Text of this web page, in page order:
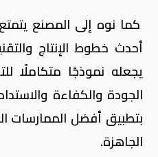
كما نوه إلى المصنع
أحدث خطوط الإنتاج
يجعله نموذجًا متكاملًا
الجودة والكفاءة
بتطبيق أفضل الممارسات
الجاهزة.